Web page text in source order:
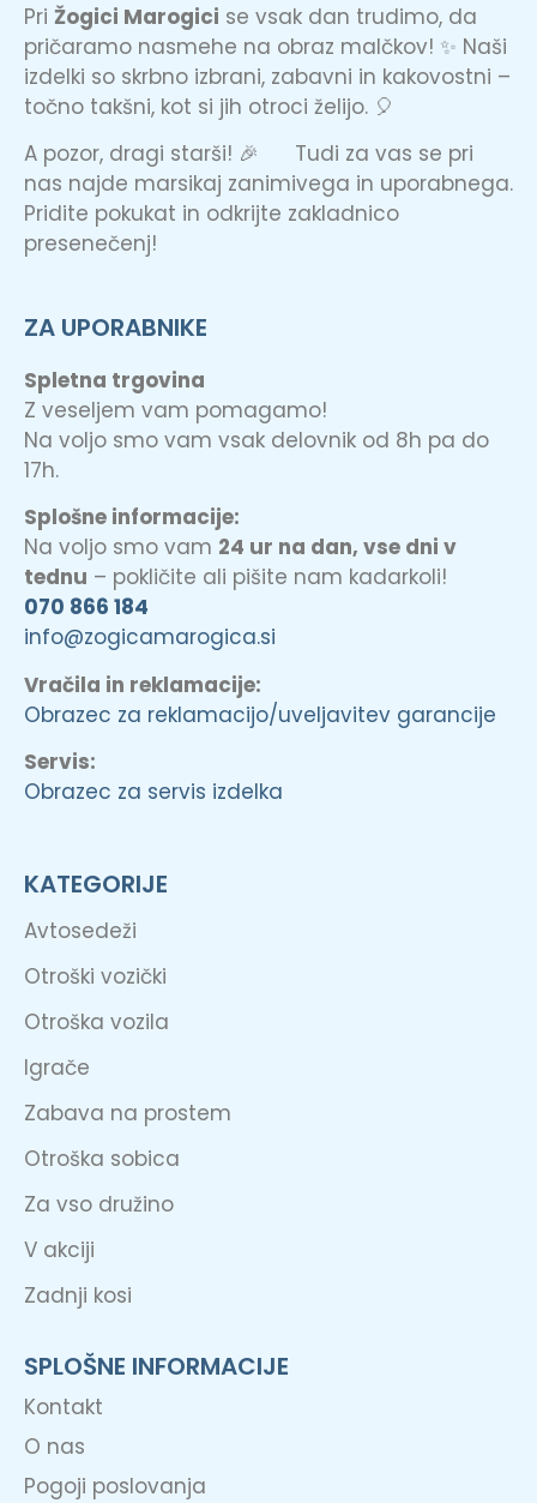
Pri Žogici Marogici se vsak dan trudimo, da
pričaramo nasmehe na obraz malčkov! ✨ Naši
izdelki so skrbno izbrani, zabavni in kakovostni –
točno takšni, kot si jih otroci želijo. 🎈
A pozor, dragi starši! 🎉 Tudi za vas se pri
nas najde marsikaj zanimivega in uporabnega.
Pridite pokukat in odkrijte zakladnico
presenečenj!
ZA UPORABNIKE
Spletna trgovina
Z veseljem vam pomagamo!
Na voljo smo vam vsak delovnik od 8h pa do
17h.
Splošne informacije:
Na voljo smo vam 24 ur na dan, vse dni v
tednu – pokličite ali pišite nam kadarkoli!
070 866 184
info@zogicamarogica.si
Vračila in reklamacije:
Obrazec za reklamacijo/uveljavitev garancije
Servis:
Obrazec za servis izdelka
KATEGORIJE
Avtosedeži
Otroški vozički
Otroška vozila
Igrače
Zabava na prostem
Otroška sobica
Za vso družino
V akciji
Zadnji kosi
SPLOŠNE INFORMACIJE
Kontakt
O nas
Pogoji poslovanja